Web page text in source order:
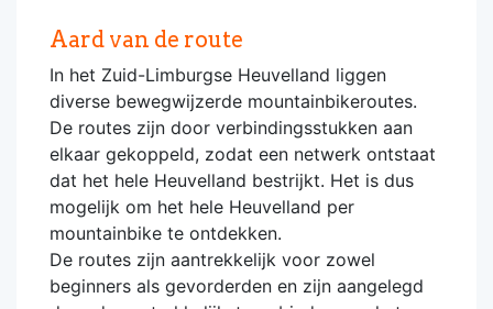
Aard van de route
In het Zuid-Limburgse Heuvelland liggen
diverse bewegwijzerde mountainbikeroutes.
De routes zijn door verbindingsstukken aan
elkaar gekoppeld, zodat een netwerk ontstaat
dat het hele Heuvelland bestrijkt. Het is dus
mogelijk om het hele Heuvelland per
mountainbike te ontdekken.
De routes zijn aantrekkelijk voor zowel
beginners als gevorderden en zijn aangelegd